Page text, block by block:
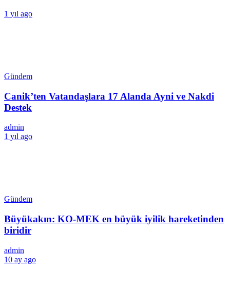
1 yıl ago
Gündem
Canik’ten Vatandaşlara 17 Alanda Ayni ve Nakdi
Destek
admin
1 yıl ago
Gündem
Büyükakın: KO-MEK en büyük iyilik hareketinden
biridir
admin
10 ay ago